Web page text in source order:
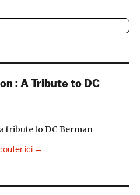
: A Tribute to DC
ici ←